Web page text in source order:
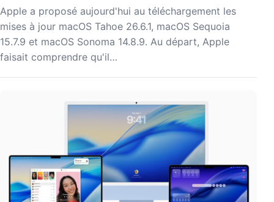
Apple a proposé aujourd'hui au téléchargement les
mises à jour macOS Tahoe 26.6.1, macOS Sequoia
15.7.9 et macOS Sonoma 14.8.9. Au départ, Apple
faisait comprendre qu'il…